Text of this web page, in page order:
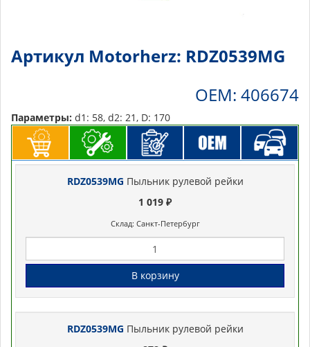
Артикул Motorherz: RDZ0539MG
OEM: 406674
Параметры: d1: 58, d2: 21, D: 170
RDZ0539MG Пыльник рулевой рейки
1 019 ₽
Склад: Санкт-Петербург
В корзину
RDZ0539MG Пыльник рулевой рейки